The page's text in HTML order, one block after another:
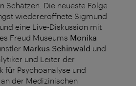
Schätzen. Die neueste Folge
wiedereröffnete Sigmund
eine Live-Diskussion mit
Freud Museums Monika
Markus Schinwald und
und Leiter der
für Psychoanalyse und
der Medizinischen